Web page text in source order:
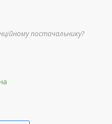
постачальнику?